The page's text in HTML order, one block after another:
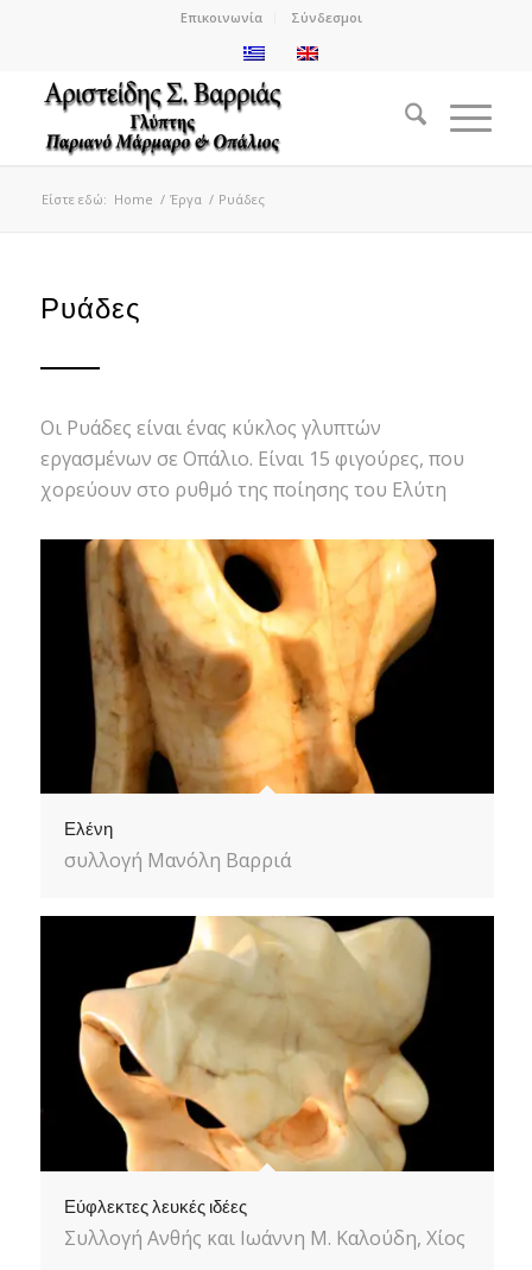
Επικοινωνία Σύνδεσμοι
Είστε εδώ: Home / Έργα / Ρυάδες
Ρυάδες
Οι Ρυάδες είναι ένας κύκλος γλυπτών
εργασμένων σε Οπάλιο. Είναι 15 φιγούρες, που
χορεύουν στο ρυθμό της ποίησης του Ελύτη
Ελένη
συλλογή Μανόλη Βαρριά
Εύφλεκτες λευκές ιδέες
Συλλογή Ανθής και Ιωάννη Μ. Καλούδη, Χίος